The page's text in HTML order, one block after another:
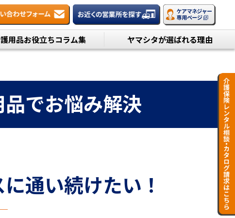
用品お役立ちコラム集 ヤマシタが選ばれる理由
でお悩み解決
通い続けたい！